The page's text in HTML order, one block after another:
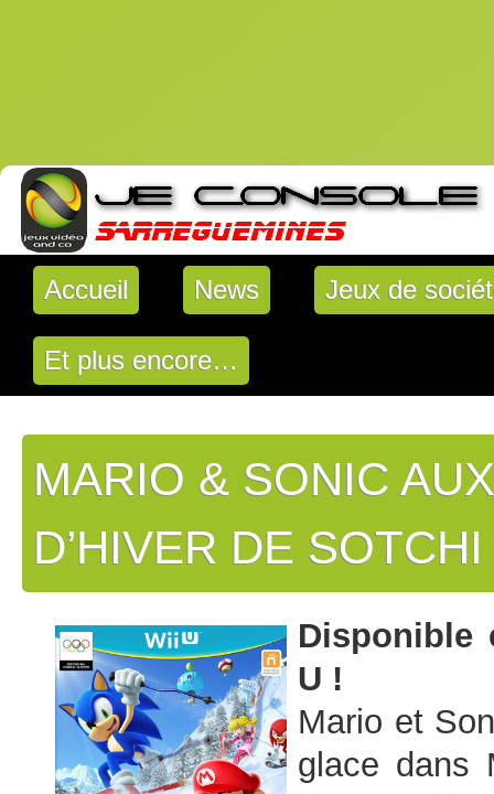
Accueil News Jeux de
Et plus encore…
MARIO & SONIC
D’HIVER DE
Disponible
U !
Mario et
glace dans